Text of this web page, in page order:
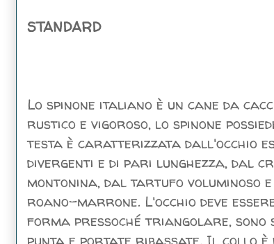
STANDARD
Lo spinone italiano è un cane da
rustico e vigoroso, lo spinone
testa è caratterizzata dall'occhio
divergenti e di pari lunghezza, dal
montonina, dal tartufo voluminoso
roano-marrone. L'occhio deve
forma pressoché triangolare,
punta e portate ribassate. Il collo